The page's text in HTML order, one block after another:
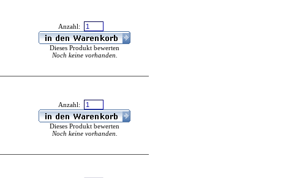
Anzahl:
Dieses Produkt bewerten
Noch keine vorhanden.
Anzahl:
Dieses Produkt bewerten
Noch keine vorhanden.